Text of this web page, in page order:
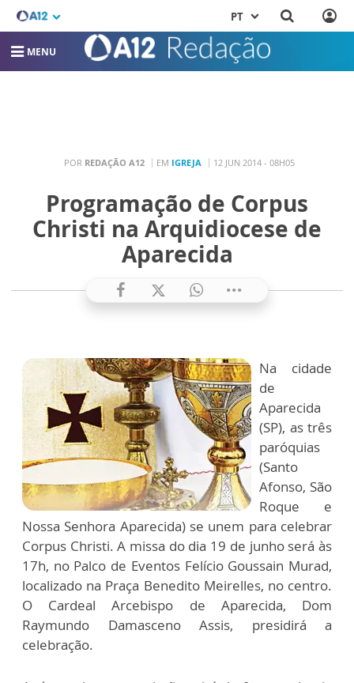
PT
MENU
POR REDAÇÃO A12 EM IGREJA 12 JUN 2014 - 08H05
Programação de Corpus
Christi na Arquidiocese de
Aparecida
Na cidade
de
Aparecida
(SP), as três
paróquias
(Santo
Afonso, São
Roque e
Nossa Senhora Aparecida) se unem para celebrar
Corpus Christi. A missa do dia 19 de junho será às
17h, no Palco de Eventos Felício Goussain Murad,
localizado na Praça Benedito Meirelles, no centro.
O Cardeal Arcebispo de Aparecida, Dom
Raymundo Damasceno Assis, presidirá a
celebração.